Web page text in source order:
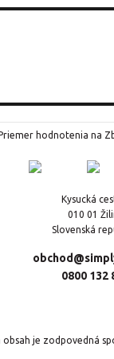
hodnotenia na
Kysucká
010 01
Slovenská
0800 132
je zodpovedná